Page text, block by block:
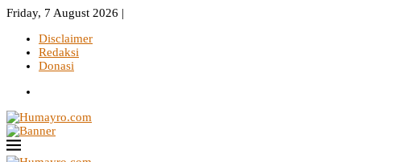
Friday, 7 August 2026 |
Disclaimer
Redaksi
Donasi